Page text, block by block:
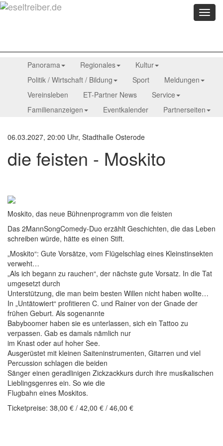
Menü
Panorama Regionales
Kultur
Politik / Wirtschaft / Bildung
Sport
Meldungen
Vereinsleben
ET-Partner News
Service
Familienanzeigen
Eventkalender Partnerseiten
06.03.2027, 20:00 Uhr, Stadthalle Osterode
die feisten - Moskito
Moskito, das neue Bühnenprogramm von die feisten
Das 2MannSongComedy-Duo erzählt Geschichten, die das Leben
schreiben würde, hätte es einen Stift.
„Moskito“: Gute Vorsätze, vom Flügelschlag eines Kleinstinsekten
verweht…
„Als ich begann zu rauchen“, der nächste gute Vorsatz. In die Tat
umgesetzt durch
Unterstützung, die man beim besten Willen nicht haben wollte…
In „Untätowiert“ profitieren C. und Rainer von der Gnade der
frühen Geburt. Als sogenannte
Babyboomer haben sie es unterlassen, sich ein Tattoo zu
verpassen. Gab es damals nämlich nur
im Knast oder auf hoher See.
Ausgerüstet mit kleinen Saiteninstrumenten, Gitarren und viel
Percussion schlagen die beiden
Sänger einen geradlinigen Zickzackkurs durch ihre musikalischen
Lieblingsgenres ein. So wie die
Flugbahn eines Moskitos.
Ticketpreise: 38,00 € / 42,00 € / 46,00 €